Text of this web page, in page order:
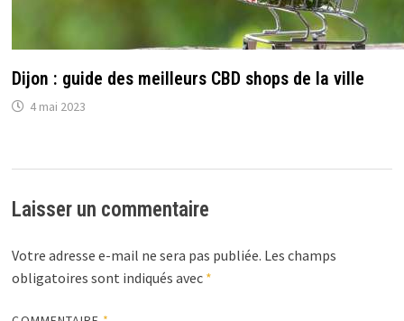
Dijon : guide des meilleurs CBD shops de la ville
4 mai 2023
Laisser un commentaire
Votre adresse e-mail ne sera pas publiée. Les champs
obligatoires sont indiqués avec *